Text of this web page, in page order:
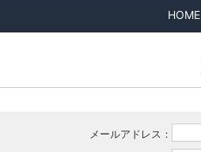
HOME
メールアドレス：